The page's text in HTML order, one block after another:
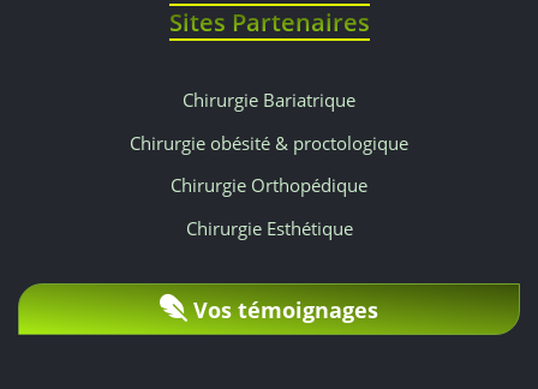
Sites Partenaires
Chirurgie Bariatrique
Chirurgie obésité & proctologique
Chirurgie Orthopédique
Chirurgie Esthétique
Vos témoignages